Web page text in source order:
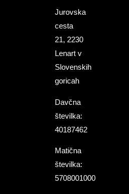
Jurovska
cesta
21, 2230
Lenart v
Slovenskih
goricah
Davčna
številka:
40187462
Matična
številka:
5708001000